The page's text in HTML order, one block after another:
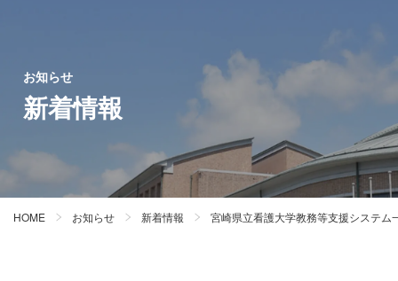
新着情報
お知らせ
HOME お知らせ 新着情報 宮崎県立看護大学教務等支援システ